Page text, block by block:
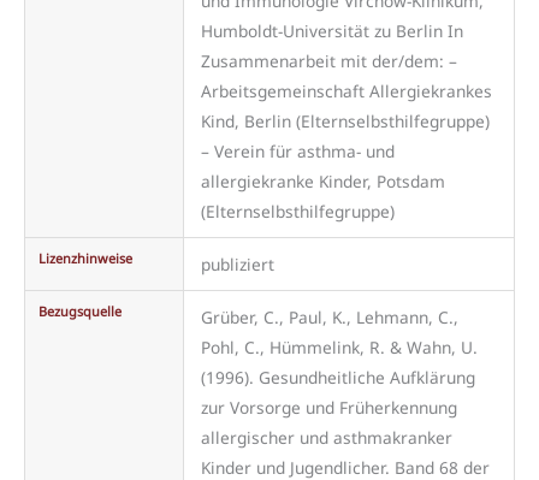
Humboldt-Universität zu Berlin In
Zusammenarbeit mit der/dem: –
Arbeitsgemeinschaft Allergiekrankes
Kind, Berlin (Elternselbsthilfegruppe)
– Verein für asthma- und
allergiekranke Kinder, Potsdam
(Elternselbsthilfegruppe)
Lizenzhinweise publiziert
Bezugsquelle
Grüber, C., Paul, K., Lehmann, C.,
Pohl, C., Hümmelink, R. & Wahn, U.
(1996). Gesundheitliche Aufklärung
zur Vorsorge und Früherkennung
allergischer und asthmakranker
Kinder und Jugendlicher. Band 68 der